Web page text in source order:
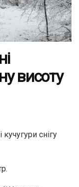
висоту
снігу